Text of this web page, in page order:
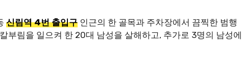
신림역 4번 출입구 인근의 한 골목과 주차장에서 끔찍한 범행
부림을 일으켜 한 20대 남성을 살해하고, 추가로 3명의 남성에